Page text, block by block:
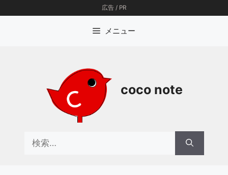
ン
広告 / PR
メニュー
coco note
索: